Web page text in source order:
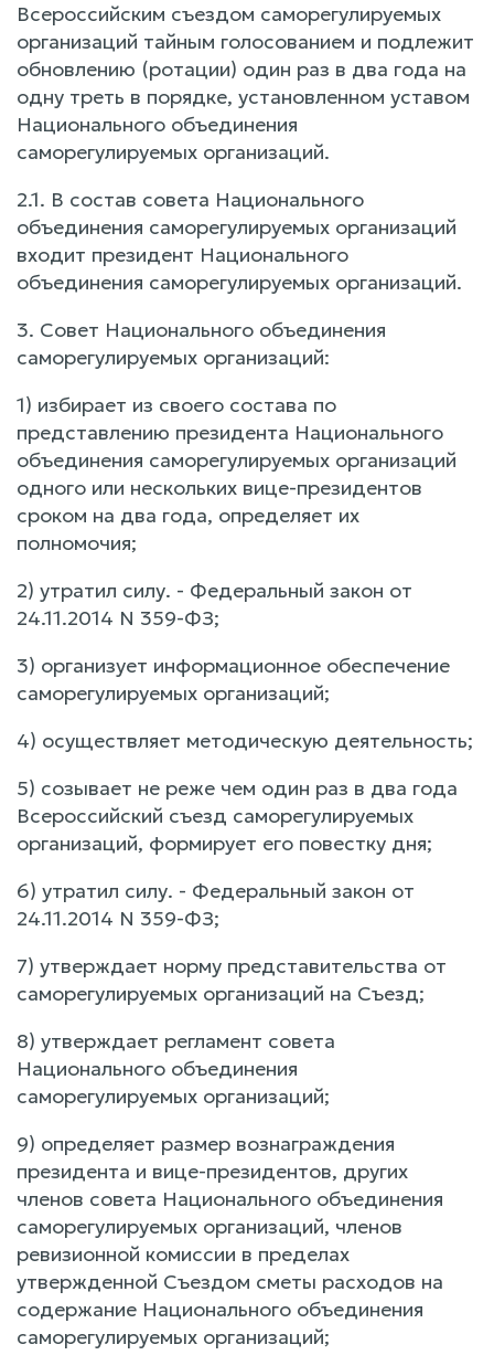
Всероссийским съездом саморегулируемых
организаций тайным голосованием и подлежит
обновлению (ротации) один раз в два года на
одну треть в порядке, установленном уставом
Национального объединения
саморегулируемых организаций.
2.1. В состав совета Национального
объединения саморегулируемых организаций
входит президент Национального
объединения саморегулируемых организаций.
3. Совет Национального объединения
саморегулируемых организаций:
1) избирает из своего состава по
представлению президента Национального
объединения саморегулируемых организаций
одного или нескольких вице-президентов
сроком на два года, определяет их
полномочия;
2) утратил силу. - Федеральный закон от
24.11.2014 N 359-ФЗ;
3) организует информационное обеспечение
саморегулируемых организаций;
4) осуществляет методическую деятельность;
5) созывает не реже чем один раз в два года
Всероссийский съезд саморегулируемых
организаций, формирует его повестку дня;
6) утратил силу. - Федеральный закон от
24.11.2014 N 359-ФЗ;
7) утверждает норму представительства от
саморегулируемых организаций на Съезд;
8) утверждает регламент совета
Национального объединения
саморегулируемых организаций;
9) определяет размер вознаграждения
президента и вице-президентов, других
членов совета Национального объединения
саморегулируемых организаций, членов
ревизионной комиссии в пределах
утвержденной Съездом сметы расходов на
содержание Национального объединения
саморегулируемых организаций;